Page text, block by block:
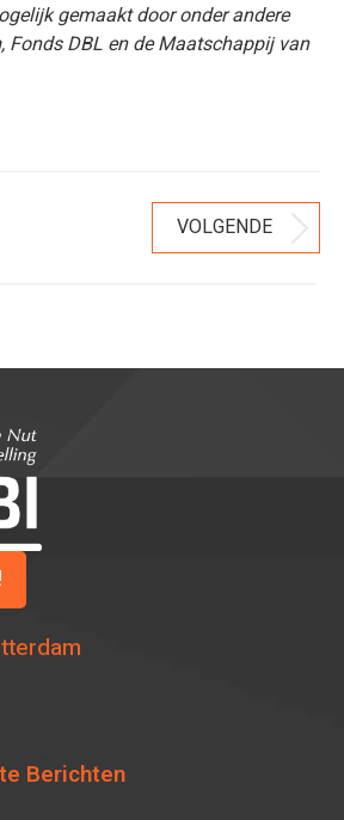
gemaakt door onder andere
Fonds DBL en de Maatschappij van
VOLGENDE Volgend
bericht
Berichten